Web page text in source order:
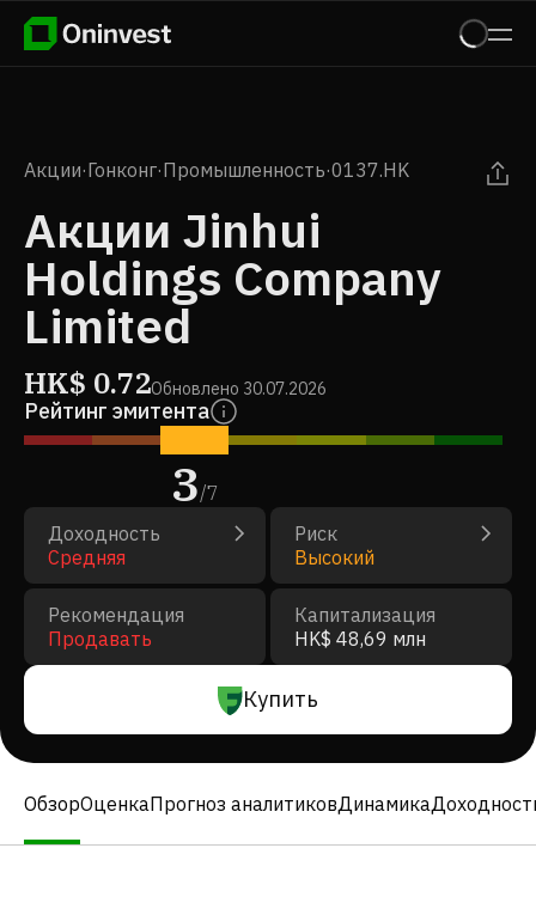
Акции·Гонконг·Промышленность·0137.HK
Акции Jinhui
Holdings Company
Limited
HK$ 0.72Обновлено 30.07.2026
Рейтинг эмитента
3/7
Доходность
Средняя
Риск
Высокий
Рекомендация
Продавать
Капитализация
HK$ 48,69 млн
Купить
ОбзорОценкаПрогноз аналитиковДинамика